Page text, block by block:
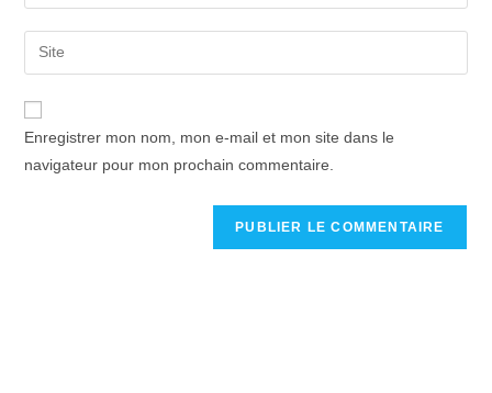
Enregistrer mon nom, mon e-mail et mon site dans le
navigateur pour mon prochain commentaire.